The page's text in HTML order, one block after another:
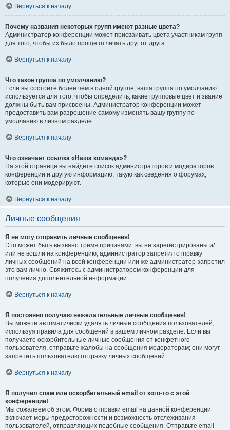
Вернуться к началу
Почему названия некоторых групп имеют разные цвета?
Администратор конференции может присваивать цвета участникам групп
для того, чтобы их было проще отличать друг от друга.
Вернуться к началу
Что такое группа по умолчанию?
Если вы состоите более чем в одной группе, ваша группа по умолчанию
используется для того, чтобы определить, какие групповые цвет и звание
должны быть вам присвоены. Администратор конференции может
предоставить вам разрешение самому изменять вашу группу по
умолчанию в личном разделе.
Вернуться к началу
Что означает ссылка «Наша команда»?
На этой странице вы найдёте список администраторов и модераторов
конференции и другую информацию, такую как сведения о форумах,
которые они модерируют.
Вернуться к началу
Личные сообщения
Я не могу отправить личные сообщения!
Это может быть вызвано тремя причинами: вы не зарегистрированы и/
или не вошли на конференцию, администратор запретил отправку
личных сообщений на всей конференции или же администратор запретил
это вам лично. Свяжитесь с администратором конференции для
получения дополнительной информации.
Вернуться к началу
Я постоянно получаю нежелательные личные сообщения!
Вы можете автоматически удалять личные сообщения пользователей,
используя правила для сообщений в вашем личном разделе. Если вы
получаете оскорбительные личные сообщения от конкретного
пользователя, отправьте жалобы на сообщения модераторам; они могут
запретить пользователю отправку личных сообщений.
Вернуться к началу
Я получил спам или оскорбительный email от кого-то с этой
конференции!
Мы сожалеем об этом. Форма отправки email на данной конференции
включает меры предосторожности и возможность отслеживания
пользователей, отправляющих подобные сообщения. Отправьте email-